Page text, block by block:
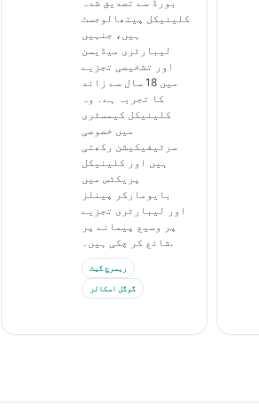
کلینیکل پیتھالوجسٹ
ہیں، جنہیں
لیبارٹری میڈیسن
اور تشخیصی تجزیے
میں 18 سال سے زائد
کا تجربہ ہے۔ وہ
کلینیکل کیمسٹری
میں خصوصی
سرٹیفیکیشن رکھتی
ہیں اور کلینیکل
پریکٹس میں
بایومارکر پینلز
اور لیبارٹری تجزیے
پر وسیع پیمانے پر
شائع کر چکی ہیں۔.
ریسرچ گیٹ
گوگل اسکالر